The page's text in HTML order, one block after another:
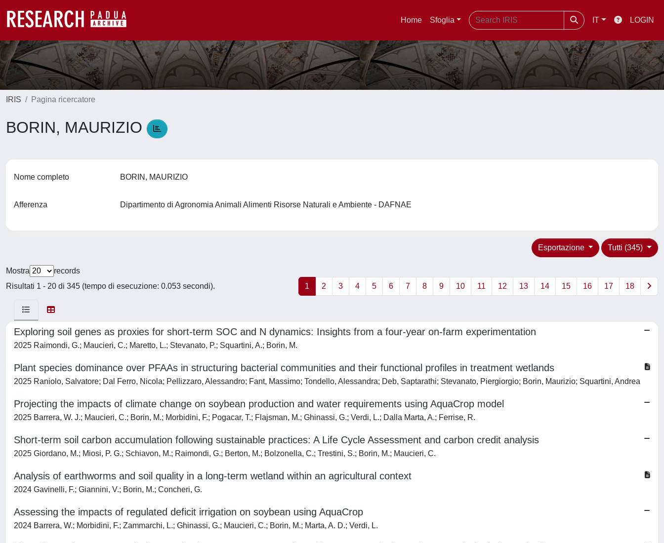
Home Sfoglia IT LOGIN
IRIS Pagina ricercatore
BORIN, MAURIZIO
Nome completo BORIN, MAURIZIO
Afferenza Dipartimento di Agronomia Animali Alimenti Risorse Naturali e Ambiente - DAFNAE
Tutti (345)
Esportazione
Mostra
records
Risultati 1 - 20 di 345 (tempo di esecuzione: 0.053 secondi).
1 2 3 4 5 6 7 8 9 10 11 12 13 14 15 16 17 18
Exploring soil genes as proxies for short-term SOC and N dynamics: Insights from a four-year on-farm experimentation
2025 Raimondi, G.; Maucieri, C.; Maretto, L.; Stevanato, P.; Squartini, A.; Borin, M.
Plant species dominance over PFAAs in structuring bacterial communities and their functional profiles in treatment wetlands
2025 Raniolo, Salvatore; Dal Ferro, Nicola; Pellizzaro, Alessandro; Fant, Massimo; Tondello, Alessandra; Deb, Saptarathi; Stevanato, Piergiorgio; Borin, Maurizio; Squartini, Andrea
Projecting the impacts of climate change on soybean production and water requirements using AquaCrop model
2025 Barrera, W. J.; Maucieri, C.; Borin, M.; Morbidini, F.; Pogacar, T.; Flajsman, M.; Ghinassi, G.; Verdi, L.; Dalla Marta, A.; Ferrise, R.
Short-term soil carbon accumulation following sustainable practices: A Life Cycle Assessment and carbon credit analysis
2025 Giordano, M.; Miosi, P. G.; Schiavon, M.; Raimondi, G.; Berton, M.; Bolzonella, C.; Trestini, S.; Borin, M.; Maucieri, C.
Analysis of earthworms and soil quality in a long-term wetland within an agricultural context
2024 Gavinelli, F.; Giannini, V.; Borin, M.; Concheri, G.
Assessing the impacts of regulated deficit irrigation on soybean using AquaCrop
2024 Barrera, W.; Morbidini, F.; Zammarchi, L.; Ghinassi, G.; Maucieri, C.; Borin, M.; Marta, A. D.; Verdi, L.